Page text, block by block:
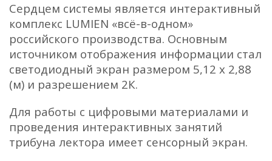
Сердцем системы является интерактивный
комплекс LUMIEN «всё-в-одном»
российского производства. Основным
источником отображения информации стал
светодиодный экран размером 5,12 х 2,88
(м) и разрешением 2К.
Для работы с цифровыми материалами и
проведения интерактивных занятий
трибуна лектора имеет сенсорный экран.